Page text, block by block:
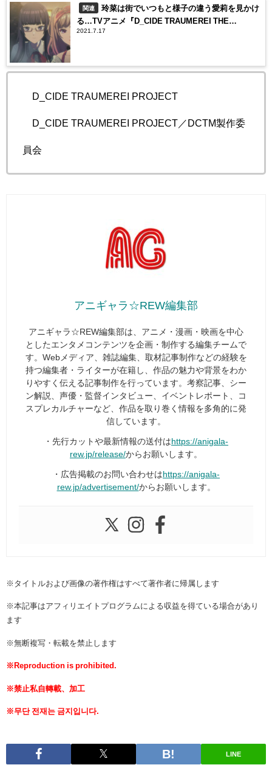
関連
玲菜は街でいつもと様子の違う愛莉を見かけ
る…TVアニメ『D_CIDE TRAUMEREI THE
ANIMATION』第2話のあらすじと先行カットが到着
2021.7.17
©D_CIDE TRAUMEREI PROJECT
©D_CIDE TRAUMEREI PROJECT／DCTM製作委
員会
アニギャラ☆REW編集部
アニギャラ☆REW編集部は、アニメ・漫画・映画を中心
としたエンタメコンテンツを企画・制作する編集チームで
す。Webメディア、雑誌編集、取材記事制作などの経験を
持つ編集者・ライターが在籍し、作品の魅力や背景をわか
りやすく伝える記事制作を行っています。考察記事、シー
ン解説、声優・監督インタビュー、イベントレポート、コ
スプレカルチャーなど、作品を取り巻く情報を多角的に発
信しています。
・先行カットや最新情報の送付は https://anigala-
rew.jp/release/からお願いします。
・広告掲載のお問い合わせは https://anigala-
rew.jp/advertisement/からお願いします。
※タイトルおよび画像の著作権はすべて著作者に帰属します
※本記事はアフィリエイトプログラムによる収益を得ている場合があり
ます
※無断複写・転載を禁止します
※Reproduction is prohibited.
※禁止私自轉載、加工
※무단 전재는 금지입니다.
LINE